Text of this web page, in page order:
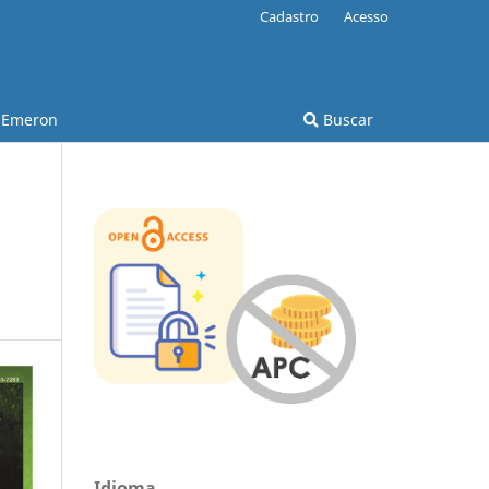
Emeron Buscar
Cadastro Acesso